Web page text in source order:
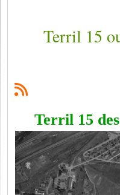
Terril 15
Terril 15